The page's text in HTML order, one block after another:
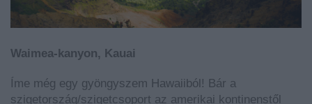
Waimea-kanyon, Kauai
Íme még egy gyöngyszem Hawaiiból! Bár a
szigetország/szigetcsoport az amerikai kontinenstől